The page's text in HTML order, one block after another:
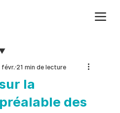
la
des
févr.21 min de lecture